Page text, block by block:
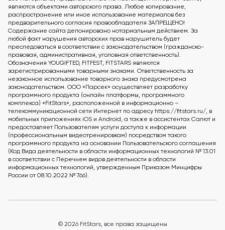
являются объектами авторского права. Любое копирование,
распространение или иное использование материалов без
предварительного согласия правообладателя ЗАПРЕЩЕНО!
Содержание сайта депонировано нотариальным действием. За
любой факт нарушения авторских прав нарушитель будет
преследоваться в соответствии с законодательством (гражданско-
правовая, административная, уголовная ответственность).
Обозначения YOUGIFTED, FITFEST, FITSTARS являются
зарегистрированными товарными знаками. Ответственность за
незаконное использование товарного знака предусмотрена
законодательством. ООО «Парсек» осуществляет разработку
программного продукта (онлайн платформы, программного
комплекса) «FitStars», расположенной в информационно –
телекоммуникационной сети Интернет по адресу https://fitstars.ru/, в
мобильных приложениях iOS и Android, а также в ассистентах Салют и
предоставляет Пользователям услуги доступа к информации
(профессиональным видеотренировкам) посредством такого
программного продукта на основании Пользовательского соглашения
(Код Вида деятельности в области информационных технологий № 13.01
в соответствии с Перечнем видов деятельности в области
информационных технологий, утвержденным Приказом Минцифры
России от 08.10.2022 № 766).
© 2026 FitStars, все права защищены